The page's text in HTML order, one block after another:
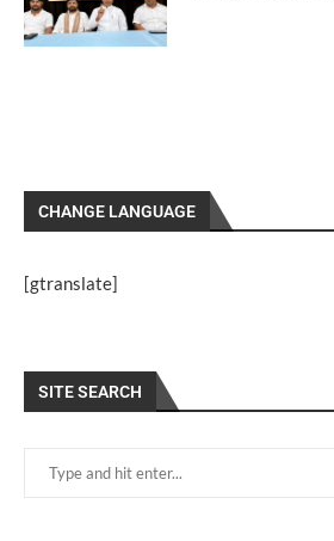
CHANGE LANGUAGE
[gtranslate]
SITE SEARCH